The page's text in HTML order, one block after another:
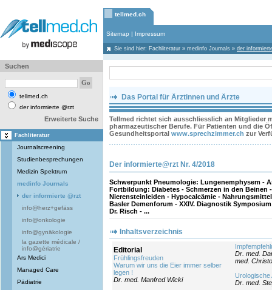
tellmed.ch
Sitemap | Impressum
Sie sind hier: Fachliteratur » medinfo Journals » der
Suchen
tellmed.ch
der informierte @rzt
Erweiterte Suche
Fachliteratur
Journalscreening
Studienbesprechungen
Medizin Spektrum
medinfo Journals
der informierte @rzt
info@herz+gefäss
info@onkologie
info@gynäkologie
la gazette médicale /
info@gériatrie
Ars Medici
Managed Care
Pädiatrie
Das Portal für Ärztinnen und Ärzte
Tellmed richtet sich ausschliesslich an Mitglieder
pharmazeutischer Berufe. Für Patienten und die
Gesundheitsportal www.sprechzimmer.ch zur
Der informierte@rzt Nr. 4/2018
Schwerpunkt Pneumologie: Lungenemphysem -
Fortbildung: Diabetes - Schmerzen in den Beinen
Nierensteinleiden - Hypocalcämie -
Basler Demenforum - XXIV. Diagnostik
Dr. Risch - ...
Inhaltsverzeichnis
Editorial
Frühlingsfreuden
Warum wir uns die Eier immer selber
legen !
Dr. med. Manfred Wicki
Dr. med.
med.
Urologische
Dr. med.